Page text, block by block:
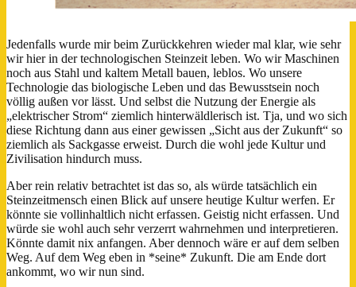
Jedenfalls wurde mir beim Zurückkehren wieder mal klar, wie sehr
wir hier in der technologischen Steinzeit leben. Wo wir Maschinen
noch aus Stahl und kaltem Metall bauen, leblos. Wo unsere
Technologie das biologische Leben und das Bewusstsein noch
völlig außen vor lässt. Und selbst die Nutzung der Energie als
„elektrischer Strom“ ziemlich hinterwäldlerisch ist. Tja, und wo sich
diese Richtung dann aus einer gewissen „Sicht aus der Zukunft“ so
ziemlich als Sackgasse erweist. Durch die wohl jede Kultur und
Zivilisation hindurch muss.
Aber rein relativ betrachtet ist das so, als würde tatsächlich ein
Steinzeitmensch einen Blick auf unsere heutige Kultur werfen. Er
könnte sie vollinhaltlich nicht erfassen. Geistig nicht erfassen. Und
würde sie wohl auch sehr verzerrt wahrnehmen und interpretieren.
Könnte damit nix anfangen. Aber dennoch wäre er auf dem selben
Weg. Auf dem Weg eben in *seine* Zukunft. Die am Ende dort
ankommt, wo wir nun sind.